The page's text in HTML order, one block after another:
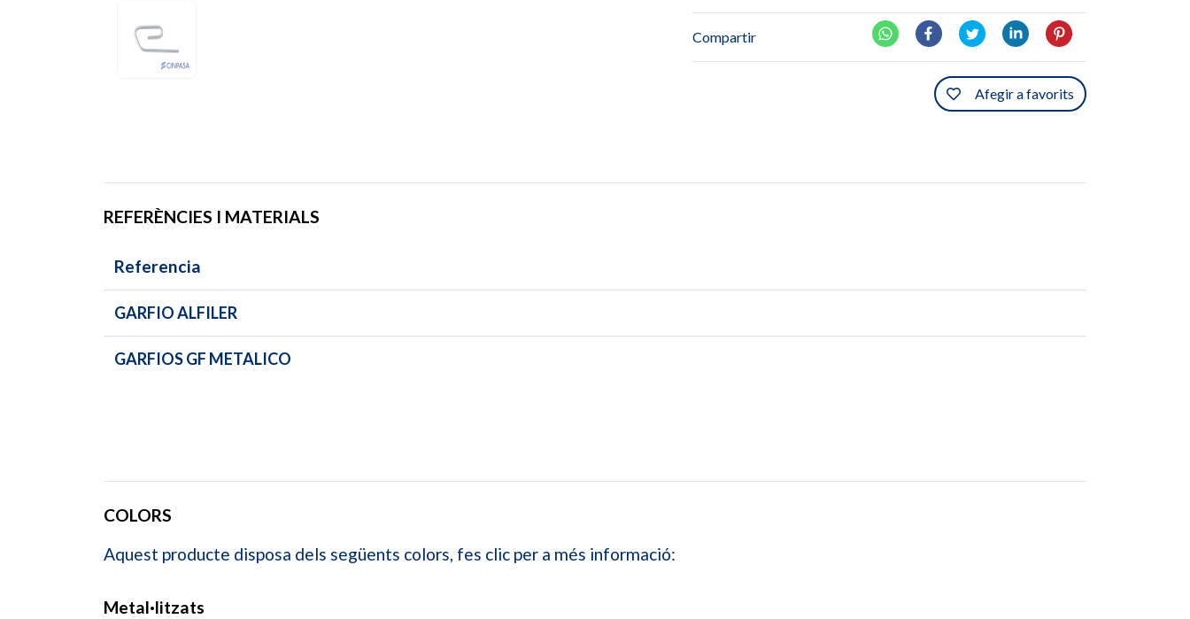
Compartir
Afegir a favorits
REFERÈNCIES I MATERIALS
Referencia
GARFIO ALFILER
GARFIOS GF METALICO
COLORS
Aquest producte disposa dels següents colors, fes clic per a més informació:
Metal·litzats